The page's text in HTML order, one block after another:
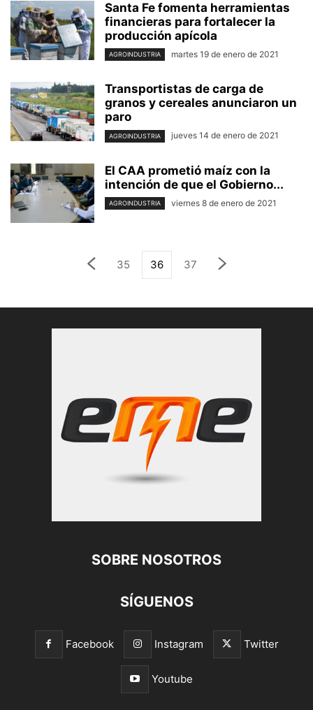
Santa Fe fomenta herramientas
financieras para fortalecer la
producción apícola
AGROINDUSTRIA martes 19 de enero de 2021
Transportistas de carga de
granos y cereales anunciaron un
paro
AGROINDUSTRIA jueves 14 de enero de 2021
El CAA prometió maíz con la
intención de que el Gobierno...
AGROINDUSTRIA viernes 8 de enero de 2021
35 36 37
SOBRE NOSOTROS
SÍGUENOS
Facebook Instagram Twitter
Youtube